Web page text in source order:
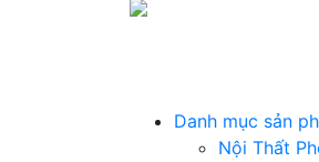
Danh mục sản
Nội Thất